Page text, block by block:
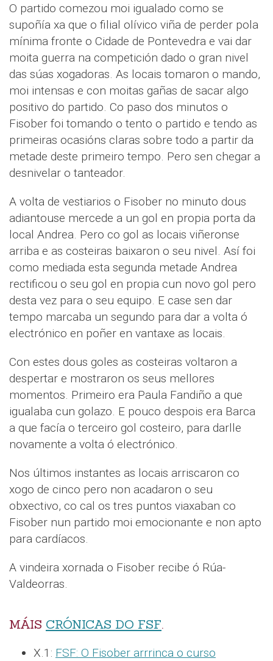
O partido comezou moi igualado como se
supoñía xa que o filial olívico viña de perder pola
mínima fronte o Cidade de Pontevedra e vai dar
moita guerra na competición dado o gran nivel
das súas xogadoras. As locais tomaron o mando,
moi intensas e con moitas gañas de sacar algo
positivo do partido. Co paso dos minutos o
Fisober foi tomando o tento o partido e tendo as
primeiras ocasións claras sobre todo a partir da
metade deste primeiro tempo. Pero sen chegar a
desnivelar o tanteador.
A volta de vestiarios o Fisober no minuto dous
adiantouse mercede a un gol en propia porta da
local Andrea. Pero co gol as locais viñeronse
arriba e as costeiras baixaron o seu nivel. Así foi
como mediada esta segunda metade Andrea
rectificou o seu gol en propia cun novo gol pero
desta vez para o seu equipo. E case sen dar
tempo marcaba un segundo para dar a volta ó
electrónico en poñer en vantaxe as locais.
Con estes dous goles as costeiras voltaron a
despertar e mostraron os seus mellores
momentos. Primeiro era Paula Fandiño a que
igualaba cun golazo. E pouco despois era Barca
a que facía o terceiro gol costeiro, para darlle
novamente a volta ó electrónico.
Nos últimos instantes as locais arriscaron co
xogo de cinco pero non acadaron o seu
obxectivo, co cal os tres puntos viaxaban co
Fisober nun partido moi emocionante e non apto
para cardíacos.
A vindeira xornada o Fisober recibe ó Rúa-
Valdeorras.
MÁIS CRÓNICAS DO FSF.
X.1: FSF: O Fisober arrrinca o curso